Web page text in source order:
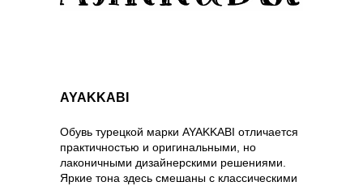
Обувь турецкой марки AYAKKABI отличается
практичностью и оригинальными, но
лаконичными дизайнерскими решениями.
Яркие тона здесь смешаны с классическими
AYAKKABI